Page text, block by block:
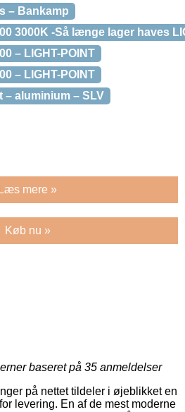
– Bankamp
3000K -Så længe lager haves
– LIGHT-POINT
– LIGHT-POINT
– aluminium – SLV
Læs mere »
Køb nu »
baseret på 35 anmeldelser
på nettet tildeler i øjeblikket en
levering. En af de mest moderne